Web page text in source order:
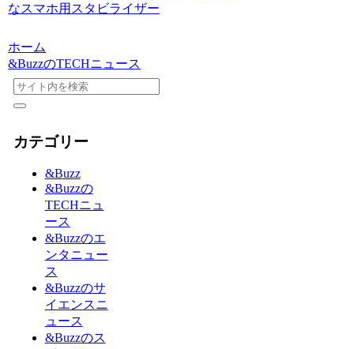
なスマホ用スタビライザー
ホーム
&BuzzのTECHニュース
カテゴリー
&Buzz
&Buzzの
TECHニュ
ース
&Buzzのエ
ンタニュー
ス
&Buzzのサ
イエンスニ
ュース
&Buzzのス